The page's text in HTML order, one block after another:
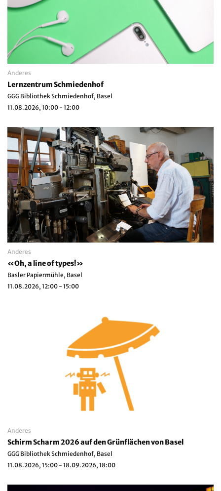
Anderes
Lernzentrum Schmiedenhof
GGG Bibliothek Schmiedenhof, Basel
11.08.2026, 10:00 - 12:00
Anderes
«Oh, a line of types!»
Basler Papiermühle, Basel
11.08.2026, 12:00 - 15:00
Anderes
Schirm Scharm 2026 auf den Grünflächen von Basel
GGG Bibliothek Schmiedenhof, Basel
11.08.2026, 15:00 - 18.09.2026, 18:00